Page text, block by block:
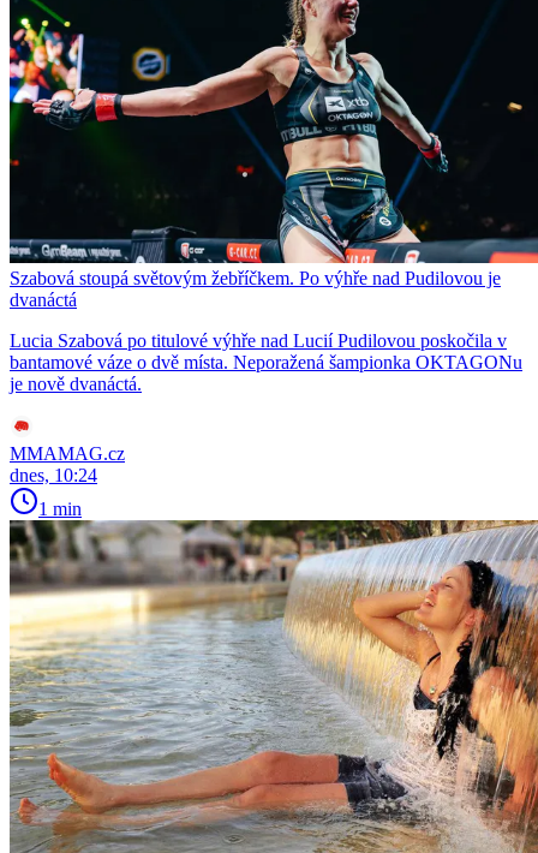
Szabová stoupá světovým žebříčkem. Po výhře nad Pudilovou je
dvanáctá
Lucia Szabová po titulové výhře nad Lucií Pudilovou poskočila v
bantamové váze o dvě místa. Neporažená šampionka OKTAGONu
je nově dvanáctá.
MMAMAG.cz
dnes, 10:24
1 min